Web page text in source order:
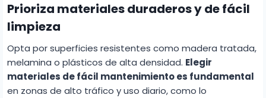
Prioriza materiales duraderos y de fácil
limpieza
Opta por superficies resistentes como madera tratada,
melamina o plásticos de alta densidad. Elegir
materiales de fácil mantenimiento es fundamental
en zonas de alto tráfico y uso diario, como lo